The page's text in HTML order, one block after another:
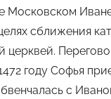
Московском
сближения
церквей.
году Софья
с